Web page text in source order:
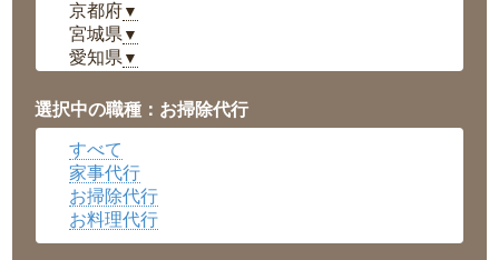
京都府▼
宮城県 ▼
愛知県 ▼
岡山県▼
広島県▼
沖縄県
選択中の職種：お掃除代行
すべて
家事代行
お掃除代行
お料理代行